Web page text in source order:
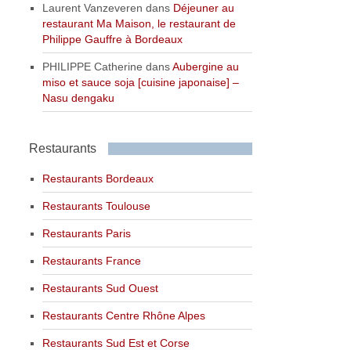
Laurent Vanzeveren dans Déjeuner au
restaurant Ma Maison, le restaurant de
Philippe Gauffre à Bordeaux
PHILIPPE Catherine dansAubergine au
miso et sauce soja [cuisine japonaise] –
Nasu dengaku
Restaurants
Restaurants Bordeaux
Restaurants Toulouse
Restaurants Paris
Restaurants France
Restaurants Sud Ouest
Restaurants Centre Rhône Alpes
Restaurants Sud Est et Corse